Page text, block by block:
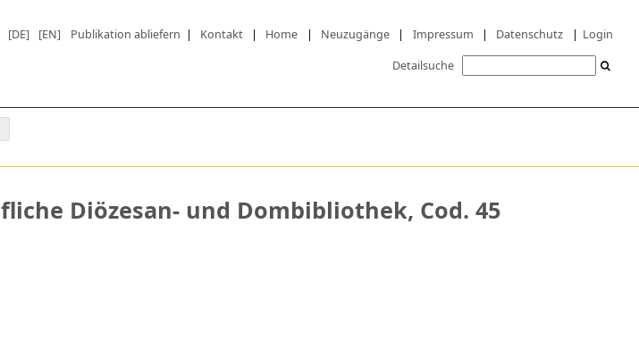
[DE] [EN] Publikation abliefern | Kontakt | Home | Neuzugänge | Impressum | Datenschutz | Login
Detailsuche
Diözesan- und Dombibliothek, Cod. 45